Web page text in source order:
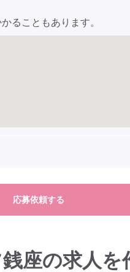
ることもあります。
応募依頼する
座の求人を